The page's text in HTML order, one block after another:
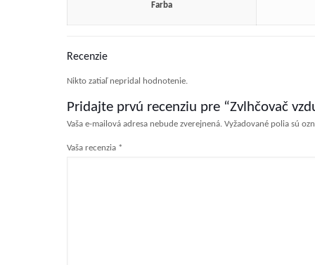
Farba
Recenzie
Nikto zatiaľ nepridal hodnotenie.
Pridajte prvú recenziu pre “Zvlhčovač
Vaša e-mailová adresa nebude zverejnená. Vyžadované polia sú
Vaša recenzia *